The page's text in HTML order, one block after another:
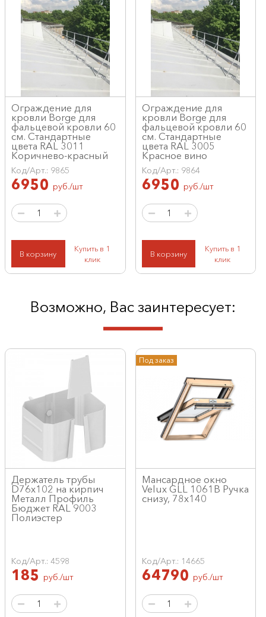
Ограждение для
кровли Borge для
фальцевой кровли 60
см. Стандартные
цвета RAL 3011
Коричнево-красный
Код/Арт.: 9865
6950 руб./шт
В корзину
Купить в 1
клик
Ограждение для
кровли Borge для
фальцевой кровли 60
см. Стандартные
цвета RAL 3005
Красное вино
Код/Арт.: 9864
6950 руб./шт
В корзину
Купить в 1
клик
Возможно, Вас заинтересует:
Держатель трубы
D76х102 на кирпич
Металл Профиль
Бюджет RAL 9003
Полиэстер
Код/Арт.: 4598
185 руб./шт
Под заказ
Мансардное окно
Velux GLL 1061B Ручка
снизу, 78x140
Код/Арт.: 14665
64790 руб./шт